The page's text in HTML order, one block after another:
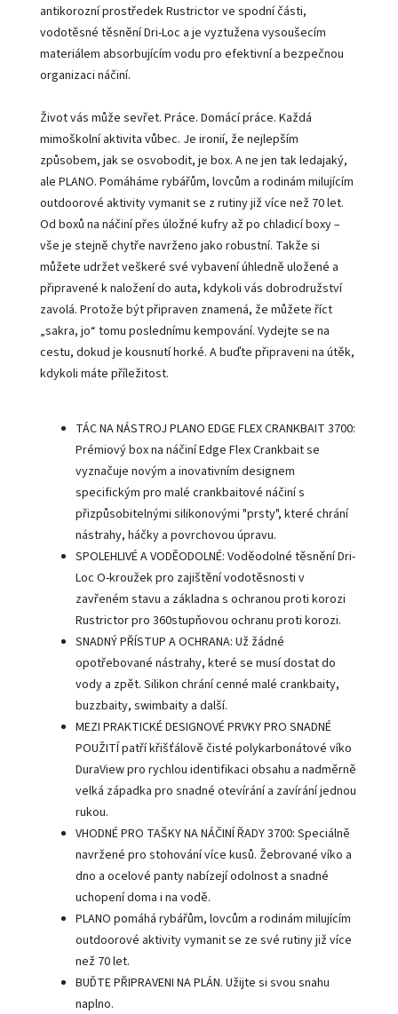
antikorozní prostředek Rustrictor ve spodní části,
vodotěsné těsnění Dri-Loc a je vyztužena vysoušecím
materiálem absorbujícím vodu pro efektivní a bezpečnou
organizaci náčiní.
Život vás může sevřet. Práce. Domácí práce. Každá
mimoškolní aktivita vůbec. Je ironií, že nejlepším
způsobem, jak se osvobodit, je box. A ne jen tak ledajaký,
ale PLANO. Pomáháme rybářům, lovcům a rodinám milujícím
outdoorové aktivity vymanit se z rutiny již více než 70 let.
Od boxů na náčiní přes úložné kufry až po chladicí boxy –
vše je stejně chytře navrženo jako robustní. Takže si
můžete udržet veškeré své vybavení úhledně uložené a
připravené k naložení do auta, kdykoli vás dobrodružství
zavolá. Protože být připraven znamená, že můžete říct
„sakra, jo“ tomu poslednímu kempování. Vydejte se na
cestu, dokud je kousnutí horké. A buďte připraveni na útěk,
kdykoli máte příležitost.
TÁC NA NÁSTROJ PLANO EDGE FLEX CRANKBAIT 3700:
Prémiový box na náčiní Edge Flex Crankbait se
vyznačuje novým a inovativním designem
specifickým pro malé crankbaitové náčiní s
přizpůsobitelnými silikonovými "prsty", které chrání
nástrahy, háčky a povrchovou úpravu.
SPOLEHLIVÉ A VODĚODOLNÉ: Voděodolné těsnění Dri-
Loc O-kroužek pro zajištění vodotěsnosti v
zavřeném stavu a základna s ochranou proti korozi
Rustrictor pro 360stupňovou ochranu proti korozi.
SNADNÝ PŘÍSTUP A OCHRANA: Už žádné
opotřebované nástrahy, které se musí dostat do
vody a zpět. Silikon chrání cenné malé crankbaity,
buzzbaity, swimbaity a další.
MEZI PRAKTICKÉ DESIGNOVÉ PRVKY PRO SNADNÉ
POUŽITÍ patří křišťálově čisté polykarbonátové víko
DuraView pro rychlou identifikaci obsahu a nadměrně
velká západka pro snadné otevírání a zavírání jednou
rukou.
VHODNÉ PRO TAŠKY NA NÁČINÍ ŘADY 3700: Speciálně
navržené pro stohování více kusů. Žebrované víko a
dno a ocelové panty nabízejí odolnost a snadné
uchopení doma i na vodě.
PLANO pomáhá rybářům, lovcům a rodinám milujícím
outdoorové aktivity vymanit se ze své rutiny již více
než 70 let.
BUĎTE PŘIPRAVENI NA PLÁN. Užijte si svou snahu
naplno.